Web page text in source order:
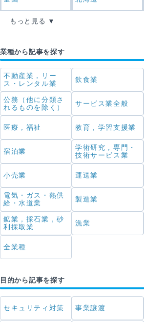
もっと見る
業種から記事を探す
不動産業，リー
ス・レンタル業
飲食業
公務（他に分類さ
れるものを除く）
サービス業全般
医療，福祉 教育，学習支援業
宿泊業
学術研究，専門・
技術サービス業
小売業 運送業
電気・ガス・熱供
給・水道業
製造業
鉱業，採石業，砂
利採取業
漁業
全業種
目的から記事を探す
セキュリティ対策 事業譲渡